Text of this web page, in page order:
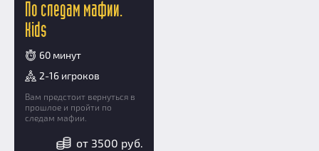
По следам мафии.
Kids
60 минут
2-16 игроков
Вам предстоит вернуться в
прошлое и пройти по
следам мафии.
от 3500 руб.